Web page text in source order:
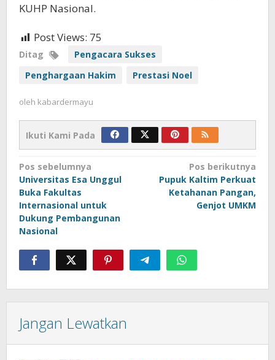
KUHP Nasional.
Post Views: 75
Ditag
Pengacara Sukses
Penghargaan Hakim
Prestasi Noel
oleh kabardermayu
Ikuti Kami Pada
Navigasi
pos
Pos sebelumnya
Universitas Esa Unggul
Buka Fakultas
Internasional untuk
Dukung Pembangunan
Nasional
Pos berikutnya
Pupuk Kaltim Perkuat
Ketahanan Pangan,
Genjot UMKM
Jangan Lewatkan